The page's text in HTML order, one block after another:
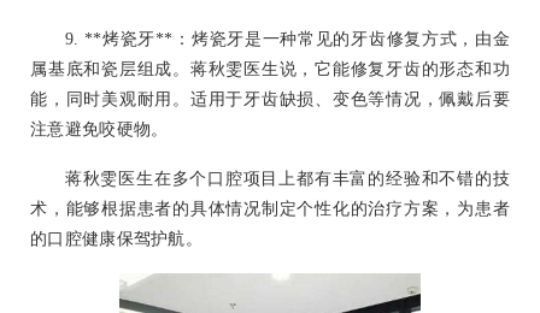
9. **烤瓷牙**：烤瓷牙是一种常见的牙齿修复方式，由金
属基底和瓷层组成。蒋秋雯医生说，它能修复牙齿的形态和功
能，同时美观耐用。适用于牙齿缺损、变色等情况，佩戴后要
注意避免咬硬物。
蒋秋雯医生在多个口腔项目上都有丰富的经验和不错的技
术，能够根据患者的具体情况制定个性化的治疗方案，为患者
的口腔健康保驾护航。